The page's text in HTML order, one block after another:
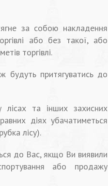
за собою накладення
або без такої, або
торгівлі.
будуть притягуватись до
та інших захисних
діях убачатиметься
лісу).
до Вас, якщо Ви виявили
або продажу